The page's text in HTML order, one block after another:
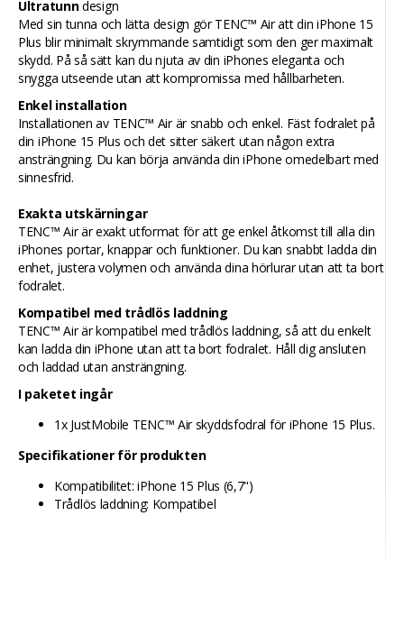
Ultratunndesign
Med sin tunna och lätta design gör TENC™ Air att din iPhone 15
Plus blir minimalt skrymmande samtidigt som den ger maximalt
skydd. På så sätt kan du njuta av din iPhones eleganta och
snygga utseende utan att kompromissa med hållbarheten.
Enkel installation
Installationen av TENC™ Air är snabb och enkel. Fäst fodralet på
din iPhone 15 Plus och det sitter säkert utan någon extra
ansträngning. Du kan börja använda din iPhone omedelbart med
sinnesfrid.
Exakta utskärningar
TENC™ Air är exakt utformat för att ge enkel åtkomst till alla din
iPhones portar, knappar och funktioner. Du kan snabbt ladda din
enhet, justera volymen och använda dina hörlurar utan att ta bort
fodralet.
Kompatibel med trådlös laddning
TENC™ Air är kompatibel med trådlös laddning, så att du enkelt
kan ladda din iPhone utan att ta bort fodralet. Håll dig ansluten
och laddad utan ansträngning.
I paketet ingår
1x JustMobile TENC™ Air skyddsfodral för iPhone 15 Plus.
Specifikationer för produkten
Kompatibilitet: iPhone 15 Plus (6,7")
Trådlös laddning: Kompatibel